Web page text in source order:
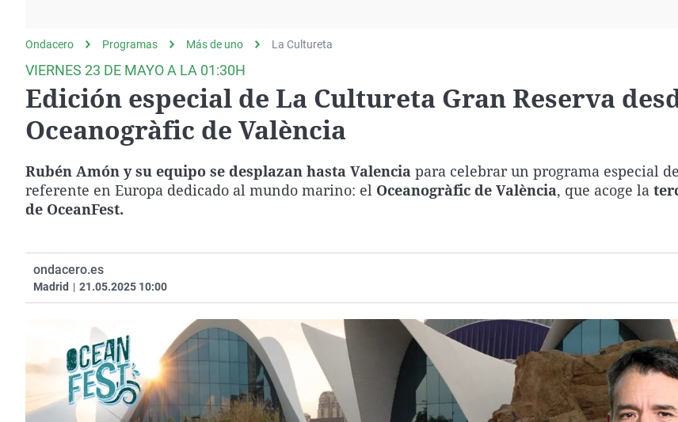
gato
Operación Viuda
Negra
Navarra
Ondacero Programas Más de uno La Cultureta
VIERNES 23 DE MAYO A LA 01:30H
Edición especial de La Cultureta Gran Reserva
Oceanogràfic de València
Rubén Amón y su equipo se desplazan hasta Valencia para celebrar un programa especial
referente en Europa dedicado al mundo marino: el Oceanogràfic de València, que acoge la
de OceanFest.
ondacero.es
Madrid | 21.05.2025 10:00